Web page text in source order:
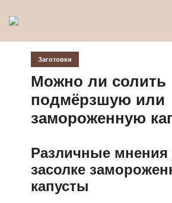
Заготовки
Можно ли солить
подмёрзшую или
замороженную
Различные мнения
засолке
капусты